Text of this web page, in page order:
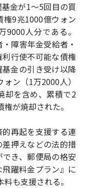
金が1～5回目の買
権9兆1000億ウォン
9000人分である。
障害年金受給者・
行使不可能な債権
金の引き受け以降
ン（1万2000人）
却を含め、累積で2
が焼却された。
再起を支援する連
押えなどの法的措
き、郵便局の格安
躍料金プラン』に
も支援される。